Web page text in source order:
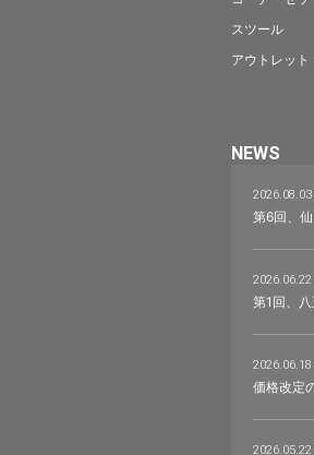
アウトレット
NEWS
2026.08.03
第6回、
2026.06.22
第1回、
2026.06.18
価格改定
2026.05.22